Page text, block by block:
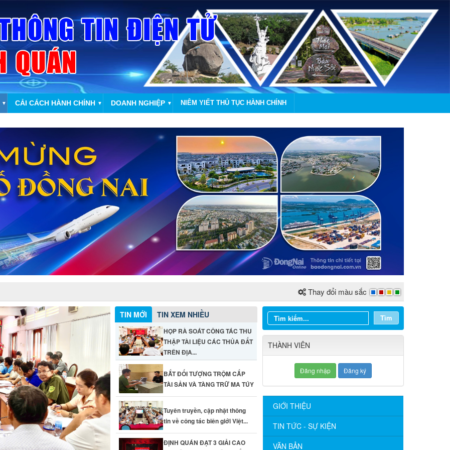
▼ CẢI CÁCH HÀNH CHÍNH ▼ DOANH NGHIỆP ▼ NIÊM YIẾT THỦ TỤC HÀNH CHÍNH
Thay đổi màu sắc
TIN MỚI TIN XEM NHIỀU
HỌP RÀ SOÁT CÔNG TÁC THU
THẬP TÀI LIỆU CÁC THỦA ĐẤT
TRÊN ĐỊA...
BẮT ĐỐI TƯỢNG TRỘM CẮP
TÀI SẢN VÀ TÀNG TRỮ MA TÚY
Tuyên truyền, cập nhật thông
tin về công tác biên giới Việt...
ĐỊNH QUÁN ĐẠT 3 GIẢI CAO
Tìm
THÀNH VIÊN
Đăng nhập Đăng ký
GIỚI THIỆU
TIN TỨC - SỰ KIỆN
VĂN BẢN